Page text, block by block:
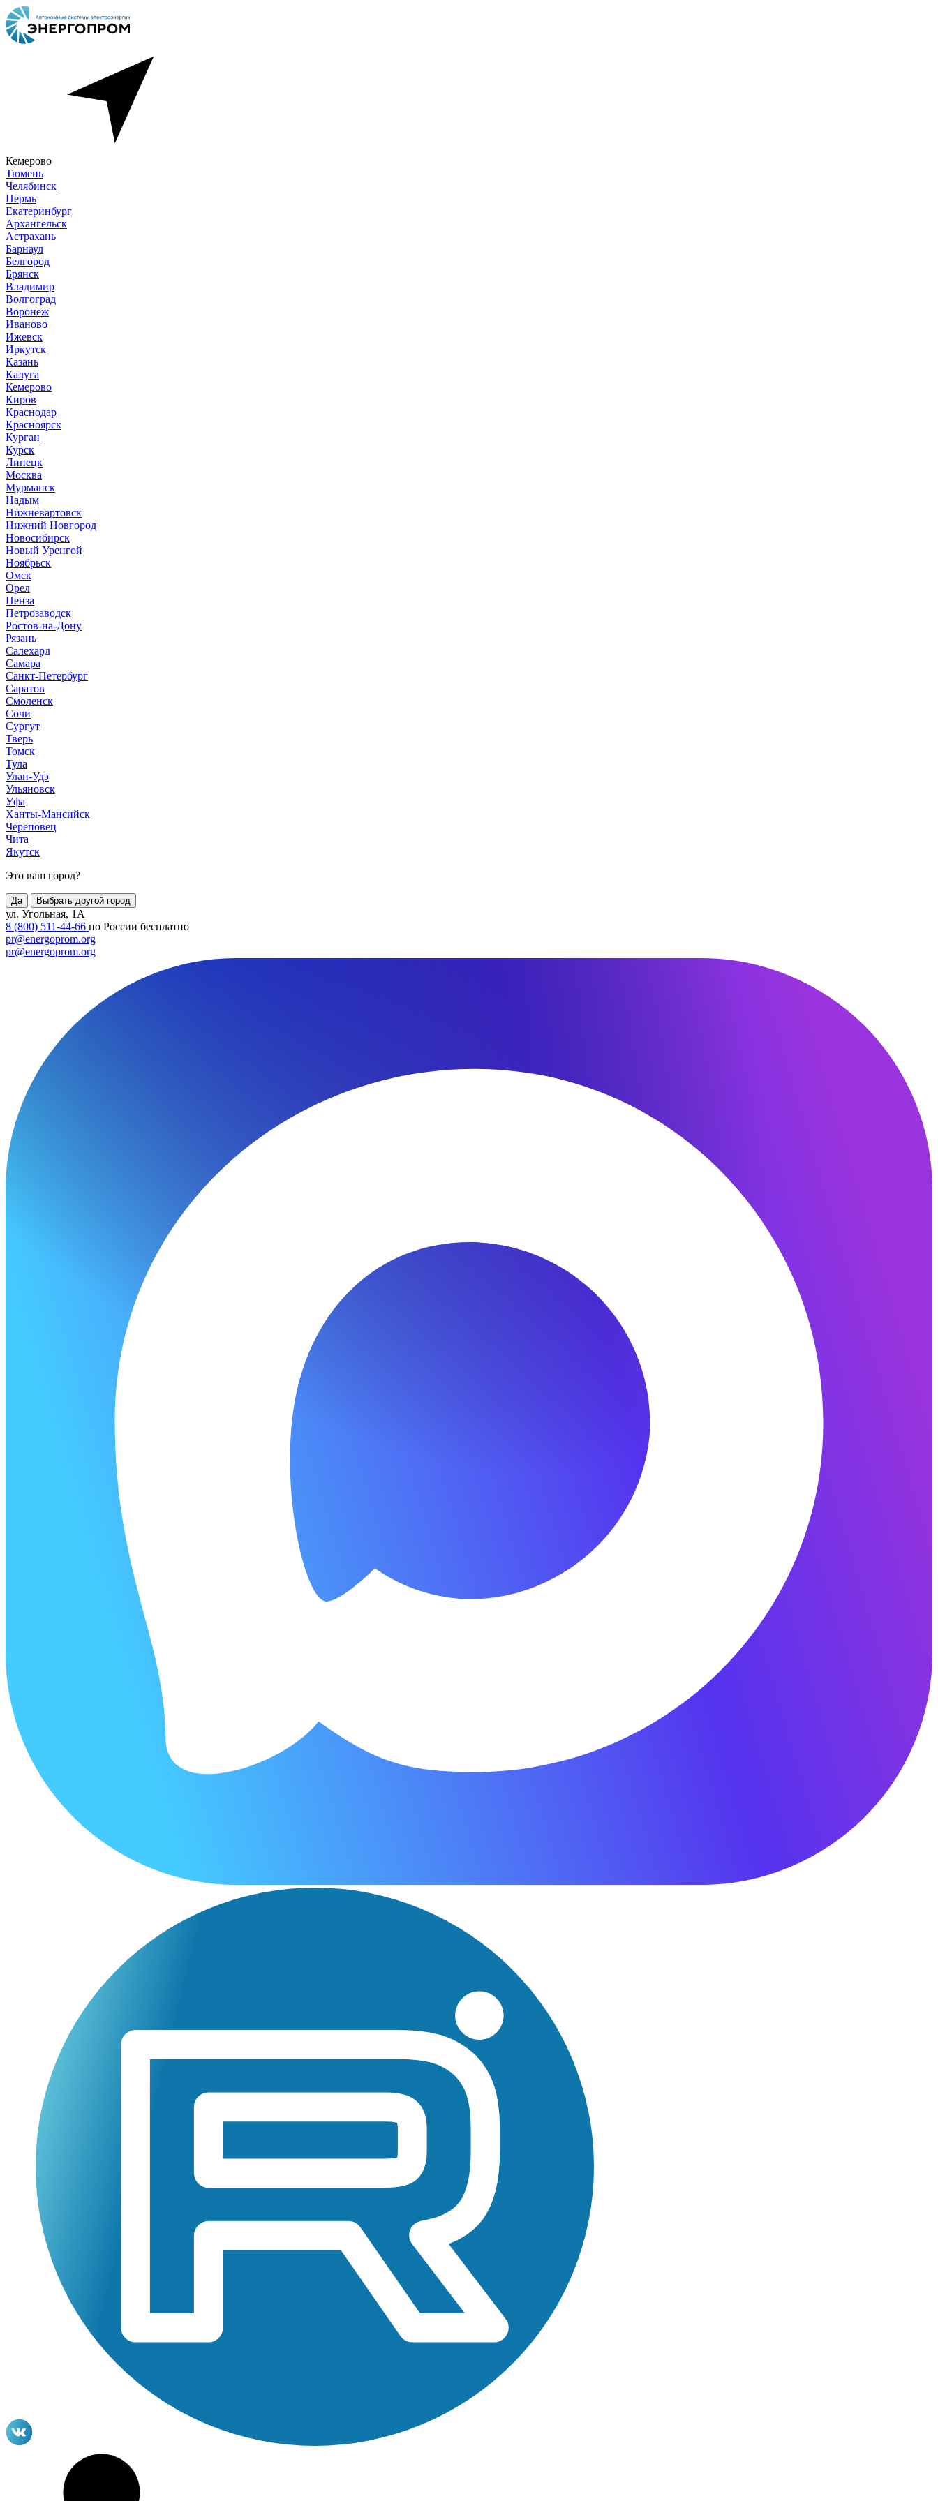
Кемерово
Тюмень
Челябинск
Пермь
Екатеринбург
Архангельск
Астрахань
Барнаул
Белгород
Брянск
Владимир
Волгоград
Воронеж
Иваново
Ижевск
Иркутск
Казань
Калуга
Кемерово
Киров
Краснодар
Красноярск
Курган
Курск
Липецк
Москва
Мурманск
Надым
Нижневартовск
Нижний Новгород
Новосибирск
Новый Уренгой
Ноябрьск
Омск
Орел
Пенза
Петрозаводск
Ростов-на-Дону
Рязань
Салехард
Самара
Санкт-Петербург
Саратов
Смоленск
Сочи
Сургут
Тверь
Томск
Тула
Улан-Удэ
Ульяновск
Уфа
Ханты-Мансийск
Череповец
Чита
Якутск
Это ваш город?
Да Выбрать другой город
ул. Угольная, 1А
8 (800) 511-44-66 по России бесплатно
pr@energoprom.org
pr@energoprom.org